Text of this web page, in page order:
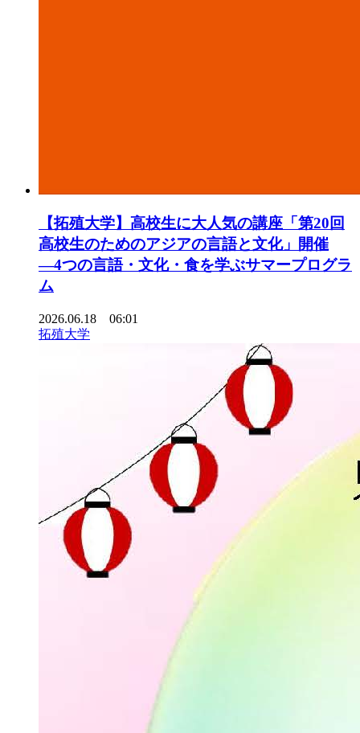
【拓殖大学】高校生に大人気の講座「第20回
高校生のためのアジアの言語と文化」開催
―4つの言語・文化・食を学ぶサマープログラ
ム
2026.06.18 06:01
拓殖大学